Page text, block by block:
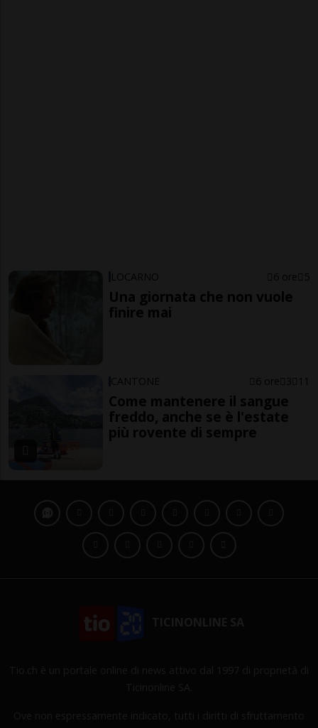
LOCARNO 6 ore 5
Una giornata che non vuole
finire mai
CANTONE 6 ore 3 11
Come mantenere il sangue
freddo, anche se è l'estate
più rovente di sempre